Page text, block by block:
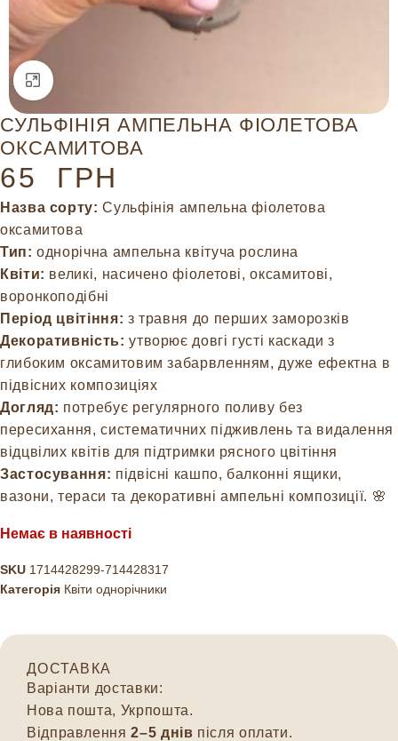
Натисніть, щоб збільшити
СУЛЬФІНІЯ АМПЕЛЬНА ФІОЛЕТОВА
ОКСАМИТОВА
65 ГРН
Назва сорту: Сульфінія ампельна фіолетова
оксамитова
Тип: однорічна ампельна квітуча рослина
Квіти: великі, насичено фіолетові, оксамитові,
воронкоподібні
Період цвітіння: з травня до перших заморозків
Декоративність: утворює довгі густі каскади з
глибоким оксамитовим забарвленням, дуже ефектна в
підвісних композиціях
Догляд: потребує регулярного поливу без
пересихання, систематичних підживлень та видалення
відцвілих квітів для підтримки рясного цвітіння
Застосування: підвісні кашпо, балконні ящики,
вазони, тераси та декоративні ампельні композиції. 🌸
Немає в наявності
SKU 1714428299-714428317
Категорія Квіти однорічники
ДОСТАВКА
Варіанти доставки:
Нова пошта, Укрпошта.
Відправлення2–5 днів після оплати.